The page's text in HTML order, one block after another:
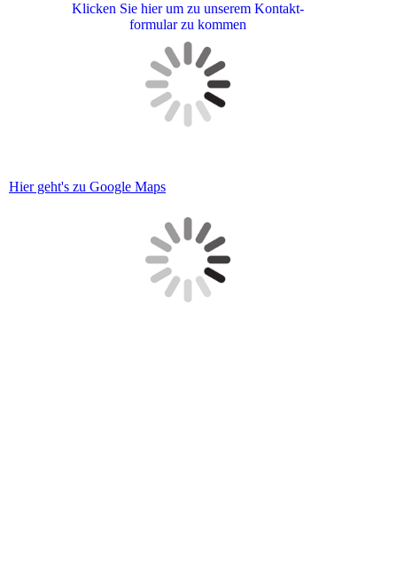
Klicken Sie hier um zu unserem Kon­takt­
for­mu­lar zu kommen
Hier geht's zu Google Maps